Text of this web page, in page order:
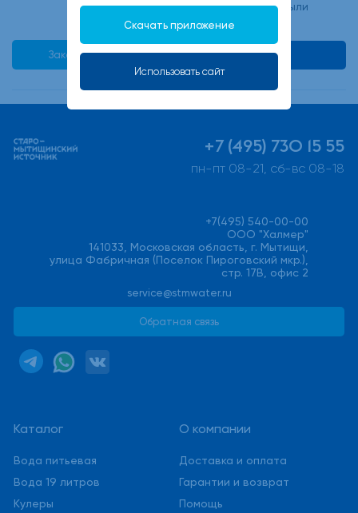
минимальный заказ -2 бутыли
Заказать в 1 клик В корзину
Каталог
Вода питьевая
Вода 19 литров
Кулеры
О компании
Доставка и оплата
Гарантии и возврат
Помощь
+7 (495) 730 15 55
пн-пт 08-21, сб-вс 08-18
+7(495) 540-00-00
ООО "Халмер"
141033, Московская область, г. Мытищи,
улица Фабричная (Поселок Пироговский мкр.),
стр. 17В, офис 2
service@stmwater.ru
Обратная связь
Скачать приложение
Использовать сайт